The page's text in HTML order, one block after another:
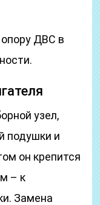
ДВС в
узел,
подушки и
он крепится
– к
Замена